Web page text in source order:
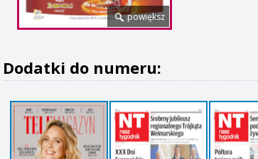
powiększ
Dodatki do numeru: